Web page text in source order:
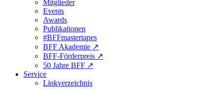
Mitglieder
Events
Awards
Publikationen
#BFFmastertapes
BFF Akademie ↗︎
BFF-Förderpreis ↗︎
50 Jahre BFF ↗︎
Service
Linkverzeichnis